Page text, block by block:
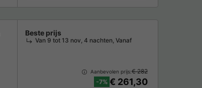
Tuinmeubelen Magnetron Oven
Beste prijs
Van 9 tot 13 nov, 4 nachten, Vanaf
Aanbevolen prijs:€ 282
-7% € 261,30